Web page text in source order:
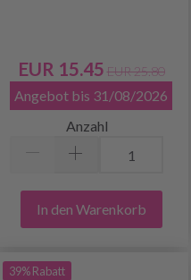
EUR 15.45 EUR 25.80
Angebot bis 31/08/2026
Anzahl
In den Warenkorb
39% Rabatt